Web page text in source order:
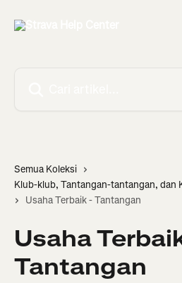
Semua Koleksi
Klub-klub, Tantangan-tantangan, dan
Usaha Terbaik - Tantangan
Usaha
Tantangan